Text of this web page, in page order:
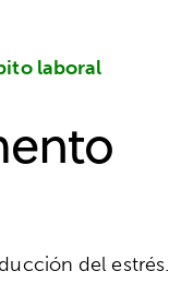
laboral
del estrés.